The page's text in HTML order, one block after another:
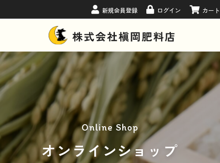
新規会員登録 ログイン カート
Online Shop
オンラインショップ